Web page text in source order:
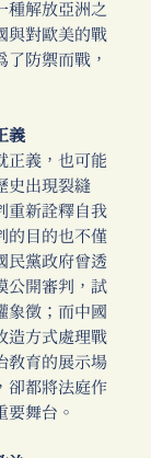
種解放亞洲之
與對歐美的戰
防禦而戰，
義
正義，也可能
史出現裂縫
重新詮釋自我
的目的也不僅
民黨政府曾透
公開審判，試
象徵；而中國
造方式處理戰
教育的展示場
卻都將法庭作
要舞台。